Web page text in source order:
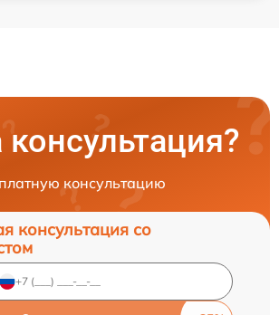
консультацию
консультация со